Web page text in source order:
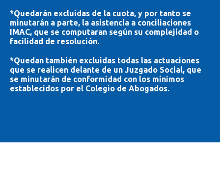
*Quedarán excluidas de la cuota, y por tanto se
minutarán a parte, la asistencia a conciliaciones
IMAC, que se computaran según su complejidad o
facilidad de resolución.
*Quedan también excluidas todas las actuaciones
que se realicen delante de un Juzgado Social, que
se minutarán de conformidad con los mínimos
establecidos por el Colegio de Abogados.